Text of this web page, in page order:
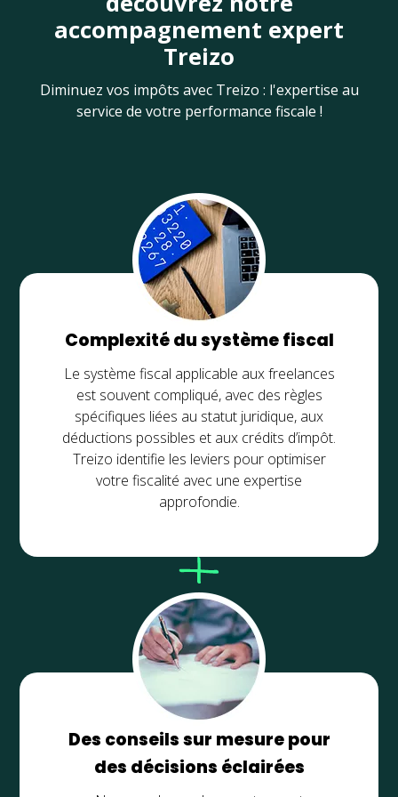
accompagnement expert
Treizo
Diminuez vos impôts avec Treizo : l'expertise au
service de votre performance fiscale !
Complexité du système fiscal
Le système fiscal applicable aux freelances
est souvent compliqué, avec des règles
spécifiques liées au statut juridique, aux
déductions possibles et aux crédits d’impôt.
Treizo identifie les leviers pour optimiser
votre fiscalité avec une expertise
approfondie.
Des conseils sur mesure pour
des décisions éclairées